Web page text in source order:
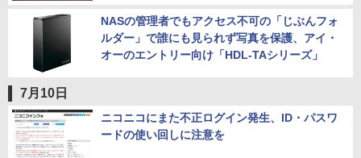
NASの管理者でもアクセス不可の「じぶんフォ
ルダー」で誰にも見られず写真を保護、アイ・
オーのエントリー向け「HDL-TAシリーズ」
7月10日
ニコニコにまた不正ログイン発生、ID・パスワ
ードの使い回しに注意を